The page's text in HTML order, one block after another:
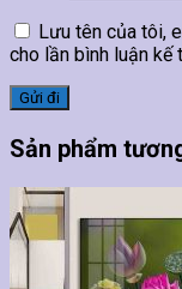
Lưu tên của tôi,
cho lần bình luận kế
Sản phẩm